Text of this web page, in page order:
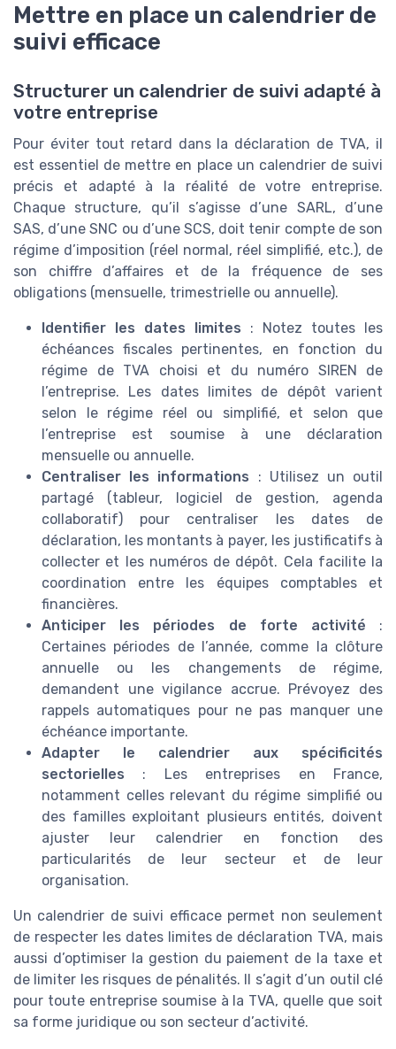
Mettre en place un calendrier de
suivi efficace
Structurer un calendrier de suivi adapté à
votre entreprise
Pour éviter tout retard dans la déclaration de TVA, il
est essentiel de mettre en place un calendrier de suivi
précis et adapté à la réalité de votre entreprise.
Chaque structure, qu’il s’agisse d’une SARL, d’une
SAS, d’une SNC ou d’une SCS, doit tenir compte de son
régime d’imposition (réel normal, réel simplifié, etc.), de
son chiffre d’affaires et de la fréquence de ses
obligations (mensuelle, trimestrielle ou annuelle).
Identifier les dates limites : Notez toutes les
échéances fiscales pertinentes, en fonction du
régime de TVA choisi et du numéro SIREN de
l’entreprise. Les dates limites de dépôt varient
selon le régime réel ou simplifié, et selon que
l’entreprise est soumise à une déclaration
mensuelle ou annuelle.
Centraliser les informations : Utilisez un outil
partagé (tableur, logiciel de gestion, agenda
collaboratif) pour centraliser les dates de
déclaration, les montants à payer, les justificatifs à
collecter et les numéros de dépôt. Cela facilite la
coordination entre les équipes comptables et
financières.
Anticiper les périodes de forte activité :
Certaines périodes de l’année, comme la clôture
annuelle ou les changements de régime,
demandent une vigilance accrue. Prévoyez des
rappels automatiques pour ne pas manquer une
échéance importante.
Adapter le calendrier aux spécificités
sectorielles : Les entreprises en France,
notamment celles relevant du régime simplifié ou
des familles exploitant plusieurs entités, doivent
ajuster leur calendrier en fonction des
particularités de leur secteur et de leur
organisation.
Un calendrier de suivi efficace permet non seulement
de respecter les dates limites de déclaration TVA, mais
aussi d’optimiser la gestion du paiement de la taxe et
de limiter les risques de pénalités. Il s’agit d’un outil clé
pour toute entreprise soumise à la TVA, quelle que soit
sa forme juridique ou son secteur d’activité.